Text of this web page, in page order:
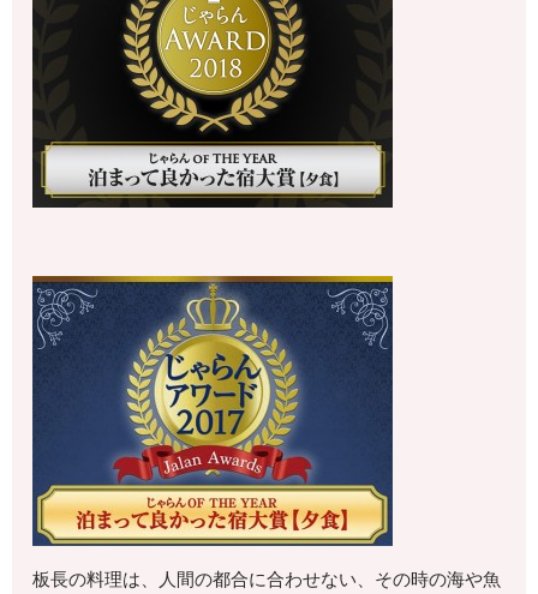
板長の料理は、人間の都合に合わせない、その時の海や魚